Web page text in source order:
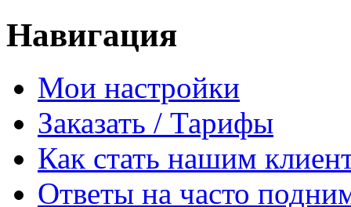
Навигация
Мои настройки
Заказать / Тарифы
Как стать нашим
Ответы на часто